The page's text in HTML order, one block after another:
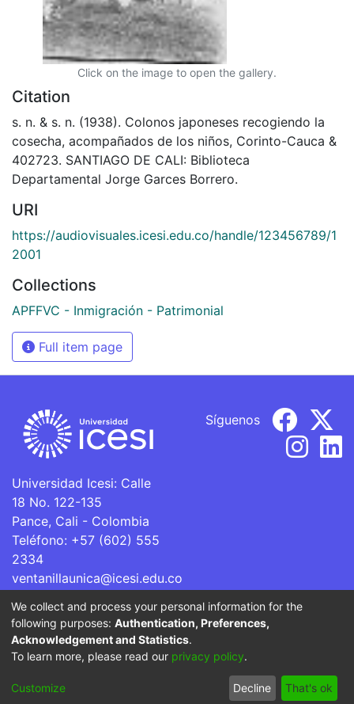
Click on the image to open the gallery.
Citation
s. n. & s. n. (1938). Colonos japoneses recogiendo la
cosecha, acompañados de los niños, Corinto-Cauca &
402723. SANTIAGO DE CALI: Biblioteca
Departamental Jorge Garces Borrero.
URI
https://audiovisuales.icesi.edu.co/handle/123456789/1
2001
Collections
APFFVC - Inmigración - Patrimonial
Full item page
Universidad Icesi: Calle
18 No. 122-135
Pance, Cali - Colombia
Teléfono: +57 (602) 555
2334
ventanillaunica@icesi.edu.co
Síguenos
La Universidad Icesi es una Institución de Educación
Superior que se encuentra sujeta a inspección y vigilancia
por parte del Ministerio de Educación Nacional.
Cookie
End User
Agreement
Send
Feedback
We collect and process your personal information for the
following purposes: Authentication, Preferences,
Acknowledgement and Statistics.
To learn more, please read our privacy policy.
Customize Decline That's ok